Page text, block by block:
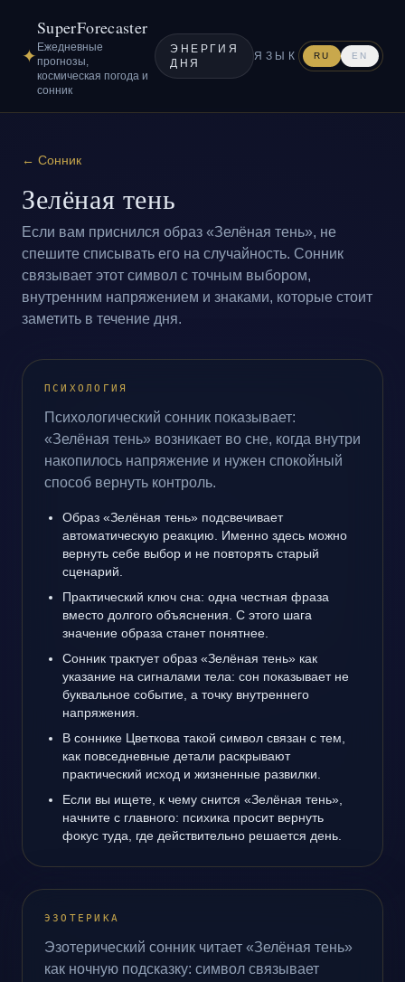
✦
SuperForecaster
Ежедневные
прогнозы,
космическая погода и
сонник
ЭНЕРГИЯ
ДНЯ
ЯЗЫК RU EN
← Сонник
Зелёная тень
Если вам приснился образ «Зелёная тень», не
спешите списывать его на случайность. Сонник
связывает этот символ с точным выбором,
внутренним напряжением и знаками, которые стоит
заметить в течение дня.
ПСИХОЛОГИЯ
Психологический сонник показывает:
«Зелёная тень» возникает во сне, когда внутри
накопилось напряжение и нужен спокойный
способ вернуть контроль.
Образ «Зелёная тень» подсвечивает
автоматическую реакцию. Именно здесь можно
вернуть себе выбор и не повторять старый
сценарий.
Практический ключ сна: одна честная фраза
вместо долгого объяснения. С этого шага
значение образа станет понятнее.
Сонник трактует образ «Зелёная тень» как
указание на сигналами тела: сон показывает не
буквальное событие, а точку внутреннего
напряжения.
В соннике Цветкова такой символ связан с тем,
как повседневные детали раскрывают
практический исход и жизненные развилки.
Если вы ищете, к чему снится «Зелёная тень»,
начните с главного: психика просит вернуть
фокус туда, где действительно решается день.
ЭЗОТЕРИКА
Эзотерический сонник читает «Зелёная тень»
как ночную подсказку: символ связывает